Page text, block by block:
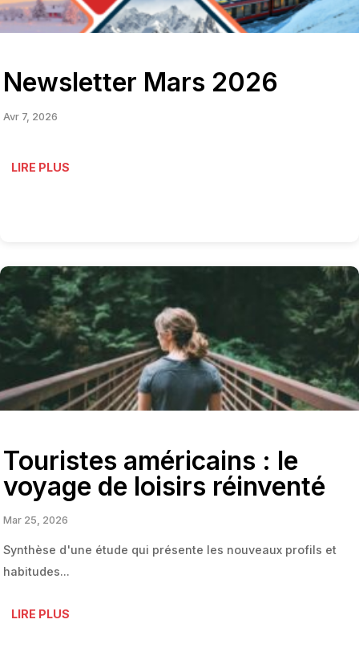
Newsletter Mars 2026
Avr 7, 2026
LIRE PLUS
Touristes américains : le
voyage de loisirs réinventé
Mar 25, 2026
Synthèse d'une étude qui présente les nouveaux profils et
habitudes...
LIRE PLUS